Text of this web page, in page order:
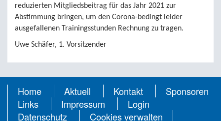
reduzierten Mitgliedsbeitrag für das Jahr 2021 zur
Abstimmung bringen, um den Corona-bedingt leider
ausgefallenen Trainingsstunden Rechnung zu tragen.
Uwe Schäfer, 1. Vorsitzender
Home Aktuell Kontakt
Sponsoren
Links
Impressum
Login
Datenschutz
Cookies verwalten